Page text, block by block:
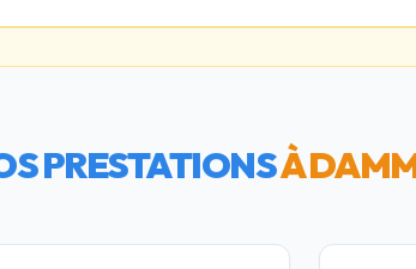
PRESTATIONSÀ